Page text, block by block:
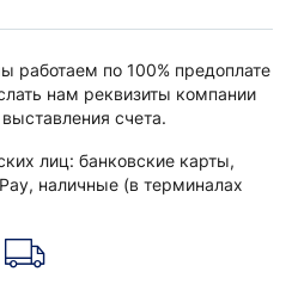
по 100% предоплате
нам реквизиты компании
счета.
лиц: банковские карты,
наличные (в терминалах